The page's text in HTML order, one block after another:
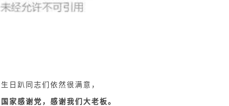
日趴同志们依然很满意，
家感谢党，感谢我们大老板。